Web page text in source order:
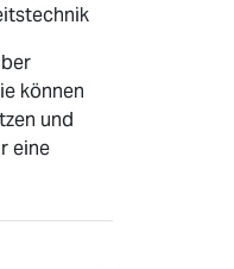
können
und
eine